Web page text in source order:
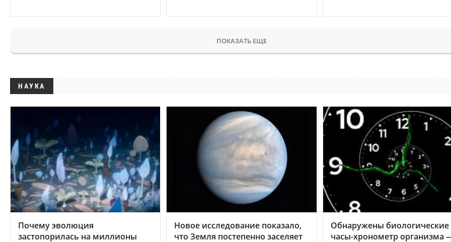
ПОКАЗАТЬ ЕЩЕ
НАУКА
Почему эволюция
застопорилась на миллионы
Новое исследование показало,
что Земля постепенно заселяет
Обнаружены биологические
часы-хронометр организма